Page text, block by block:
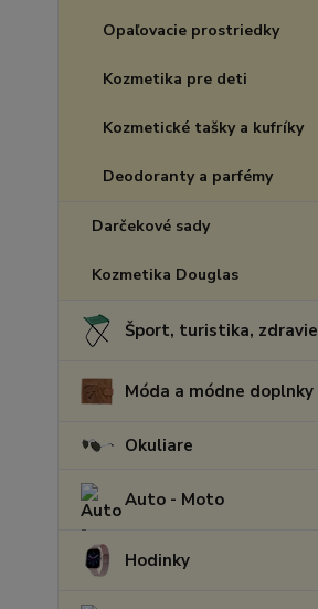
Opaľovacie prostriedky
Kozmetika pre deti
Kozmetické tašky a kufríky
Deodoranty a parfémy
Darčekové sady
Kozmetika Douglas
Šport, turistika, zdravie
Móda a módne doplnky
Okuliare
Auto - Moto
Hodinky